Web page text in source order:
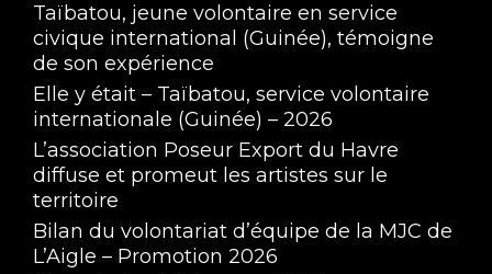
Taïbatou, jeune volontaire en service
civique international (Guinée), témoigne
de son expérience
Elle y était – Taïbatou, service volontaire
internationale (Guinée) – 2026
L’association Poseur Export du Havre
diffuse et promeut les artistes sur le
territoire
Bilan du volontariat d’équipe de la MJC de
L’Aigle – Promotion 2026